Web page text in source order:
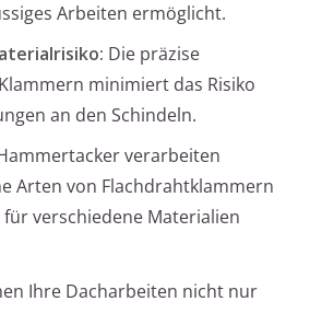
Arbeiten ermöglicht.
Die präzise
minimiert das Risiko
an den Schindeln.
verarbeiten
Arten von Flachdrahtklammern
verschiedene Materialien
Ihre Dacharbeiten nicht nur